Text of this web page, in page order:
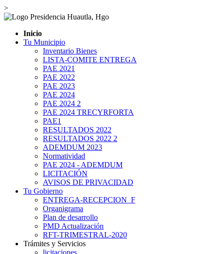
>
Inicio
Tu Municipio
Inventario Bienes
LISTA-COMITE ENTREGA
PAE 2021
PAE 2022
PAE 2023
PAE 2024
PAE 2024 2
PAE 2024 TRECYRFORTA
PAE1
RESULTADOS 2022
RESULTADOS 2022 2
ADEMDUM 2023
Normatividad
PAE 2024 - ADEMDUM
LICITACIÓN
AVISOS DE PRIVACIDAD
Tu Gobierno
ENTREGA-RECEPCION_F
Organigrama
Plan de desarrollo
PMD Actualización
RFT-TRIMESTRAL-2020
Trámites y Servicios
licitaciones